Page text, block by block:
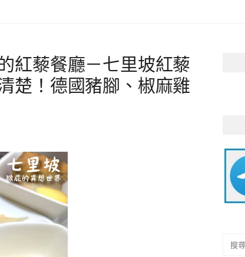
紅藜餐廳－七里坡紅藜
楚！德國豬腳、椒麻雞